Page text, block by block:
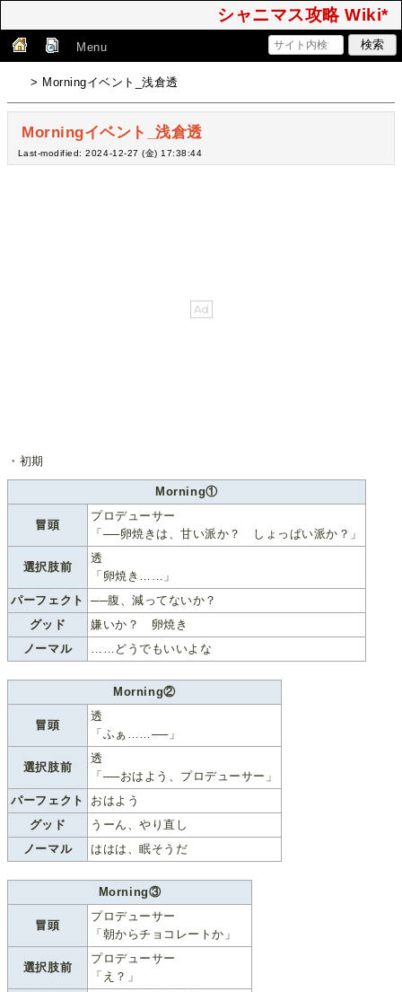
シャニマス攻略 Wiki*
Menu
> Morningイベント_浅倉透
Morningイベント_浅倉透
Last-modified: 2024-12-27 (金) 17:38:44
・初期
Morning①
冒頭
プロデューサー
「──卵焼きは、甘い派か？ しょっぱい派か？」
選択肢前
透
「卵焼き……」
パーフェクト
──腹、減ってないか？
グッド
嫌いか？ 卵焼き
ノーマル
……どうでもいいよな
Morning②
冒頭
透
「ふぁ……──」
選択肢前
透
「──おはよう、プロデューサー」
パーフェクト
おはよう
グッド
うーん、やり直し
ノーマル
ははは、眠そうだ
Morning③
冒頭
プロデューサー
「朝からチョコレートか」
選択肢前
プロデューサー
「え？」